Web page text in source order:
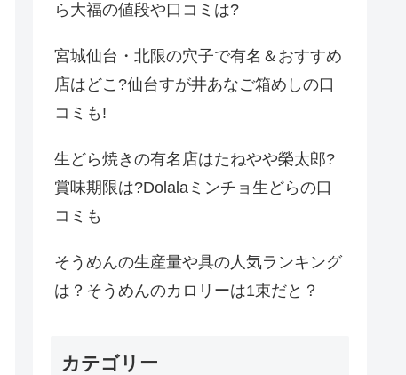
ら大福の値段や口コミは?
宮城仙台・北限の穴子で有名＆おすすめ
店はどこ?仙台すが井あなご箱めしの口
コミも!
生どら焼きの有名店はたねやや榮太郎?
賞味期限は?Dolalaミンチョ生どらの口
コミも
そうめんの生産量や具の人気ランキング
は？そうめんのカロリーは1束だと？
カテゴリー